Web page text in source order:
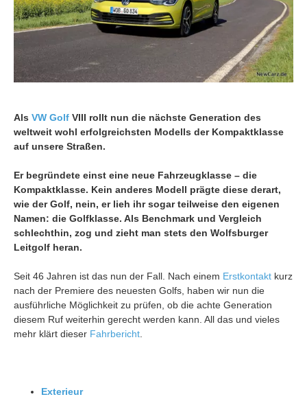
Als VW Golf VIII rollt nun die nächste Generation des
weltweit wohl erfolgreichsten Modells der Kompaktklasse
auf unsere Straßen.
Er begründete einst eine neue Fahrzeugklasse – die
Kompaktklasse. Kein anderes Modell prägte diese derart,
wie der Golf, nein, er lieh ihr sogar teilweise den eigenen
Namen: die Golfklasse. Als Benchmark und Vergleich
schlechthin, zog und zieht man stets den Wolfsburger
Leitgolf heran.
Seit 46 Jahren ist das nun der Fall. Nach einem Erstkontakt kurz
nach der Premiere des neuesten Golfs, haben wir nun die
ausführliche Möglichkeit zu prüfen, ob die achte Generation
diesem Ruf weiterhin gerecht werden kann. All das und vieles
mehr klärt dieser Fahrbericht
Exterieur